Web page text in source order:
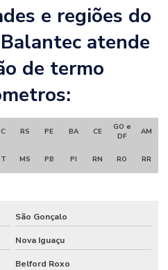
e regiões do
atende
de termo
RS PE BA CE
GO e
DF
AM
MS PB PI RN RO RR
São Gonçalo
Nova Iguaçu
Belford Roxo